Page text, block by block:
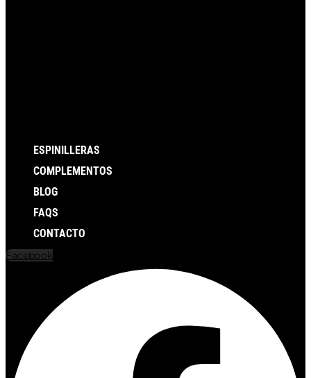
ESPINILLERAS
COMPLEMENTOS
BLOG
FAQS
CONTACTO
Facebook